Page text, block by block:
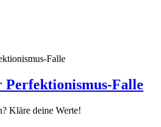
Perfektionismus-Falle